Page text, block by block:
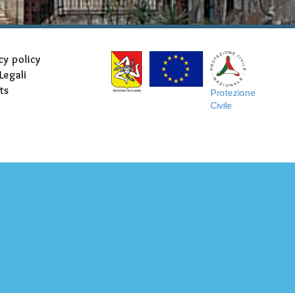
policy
Protezione
Civile